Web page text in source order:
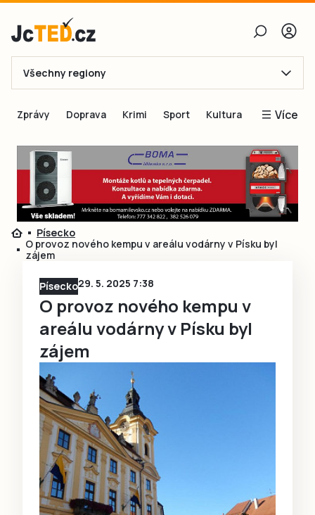
E-mail
Obnovit heslo
Přihlásit se
Všechny regiony
Zprávy Doprava Krimi Sport Kultura Více
Blogy
Inspirace
Čtenáři píší
Speciální přílohy
Písecko
O provoz nového kempu v areálu vodárny v Písku byl
zájem
Písecko29. 5. 2025 7:38
O provoz nového kempu v
areálu vodárny v Písku byl
zájem